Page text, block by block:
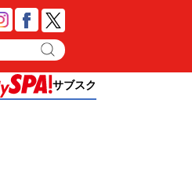
サブスク